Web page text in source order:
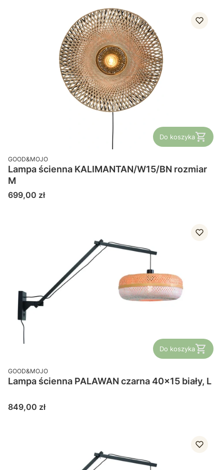
Do koszyka
PRODUCENT
GOOD&MOJO
Lampa ścienna KALIMANTAN/W15/BN rozmiar
M
Cena
699,00 zł
Do koszyka
PRODUCENT
GOOD&MOJO
Lampa ścienna PALAWAN czarna 40x15 biały, L
Cena
849,00 zł